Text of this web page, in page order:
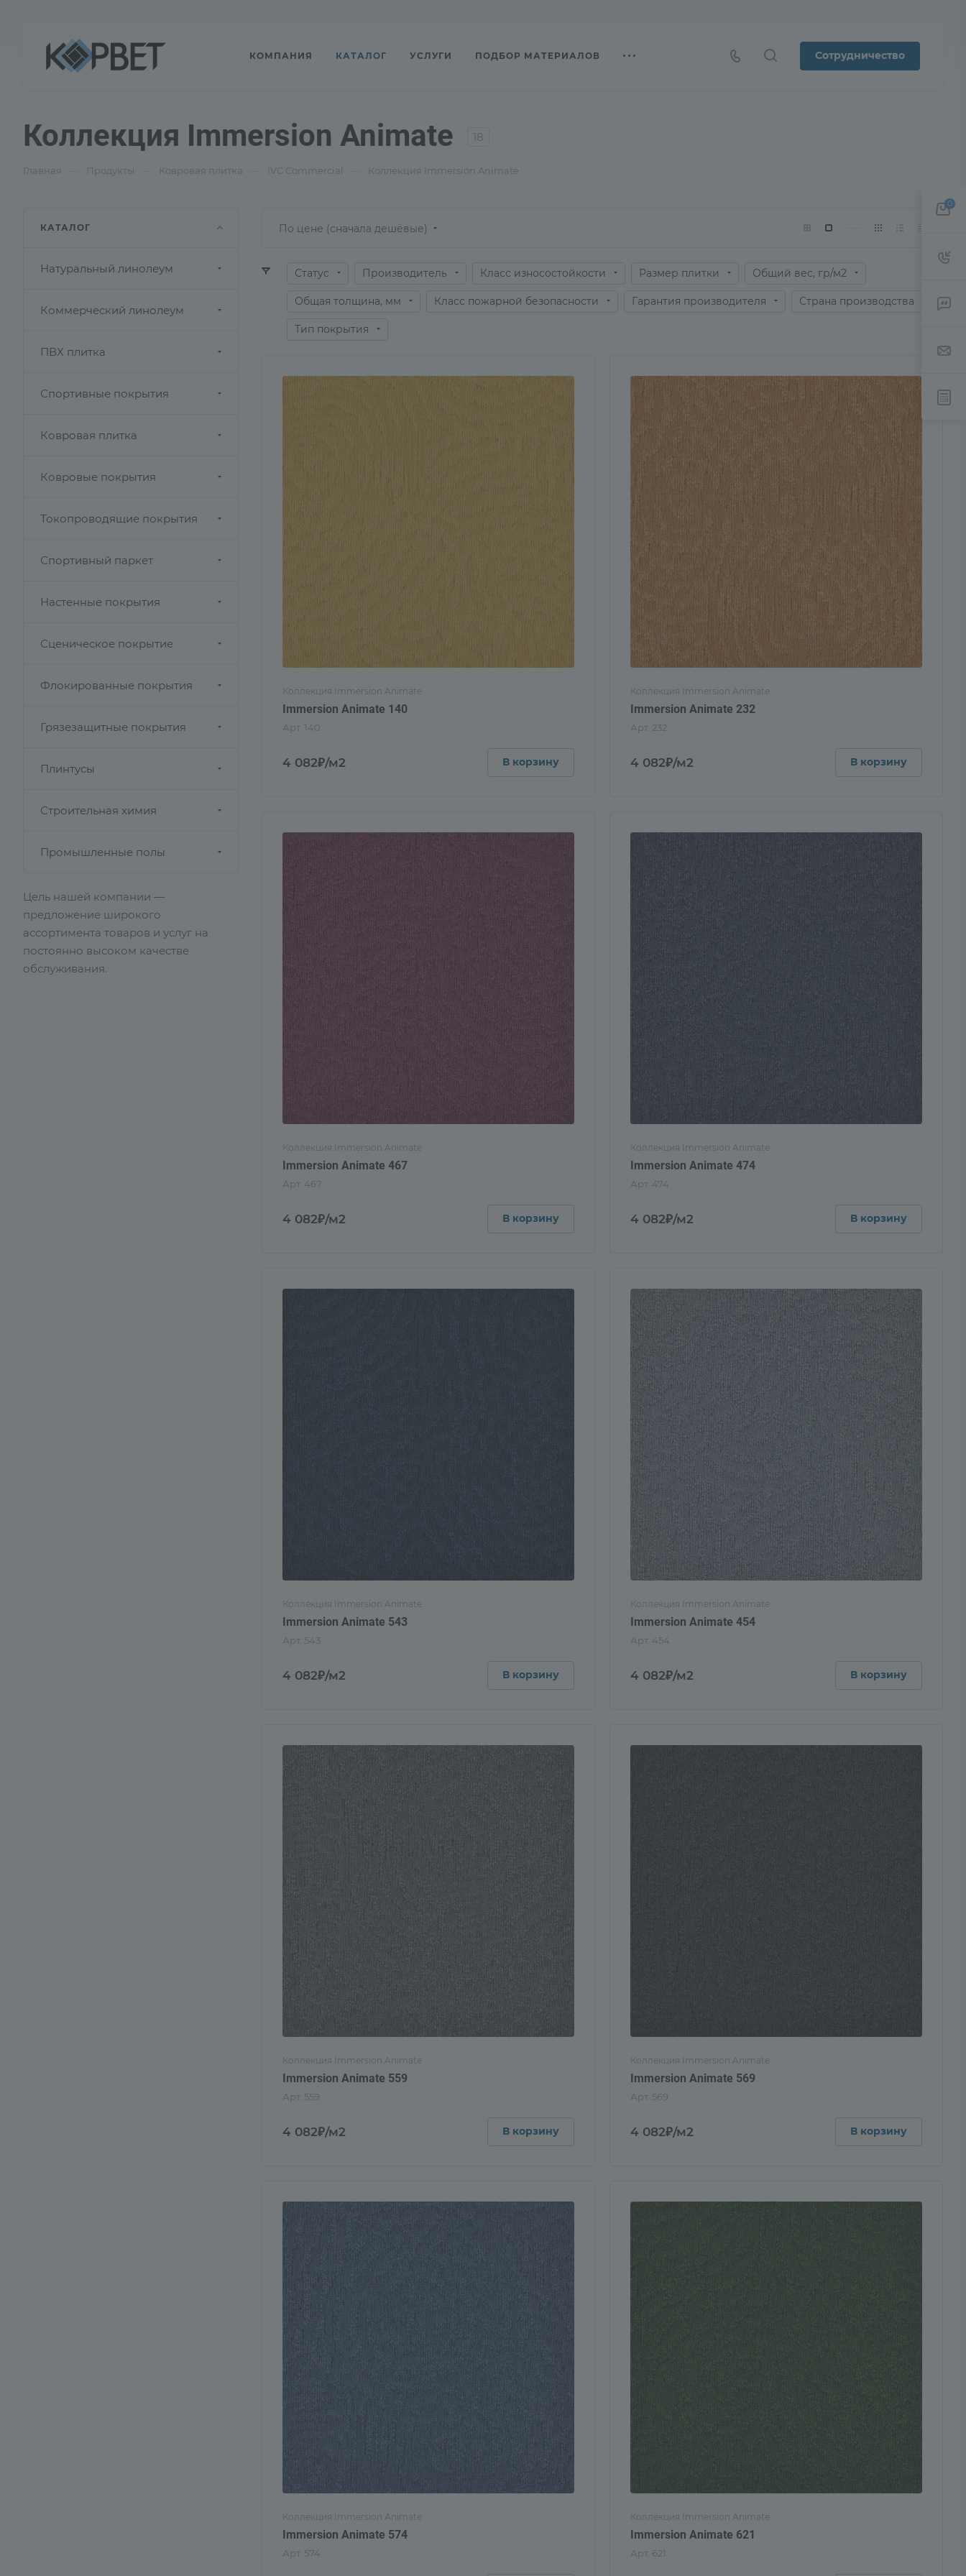
КОМПАНИЯ КАТАЛОГ УСЛУГИ ПОДБОР МАТЕРИАЛОВ Сотрудничество
Коллекция Immersion Animate 18
Главная Продукты Ковровая плитка IVC Commercial Коллекция Immersion Animate
По цене (сначала дешёвые)
Статус Производитель Класс износостойкости Размер плитки Общий вес, гр/м2
Общая толщина, мм Класс пожарной безопасности Гарантия производителя Страна производства
Тип покрытия
Коллекция Immersion Animate
Immersion Animate 140
Арт. 140
4 082₽/м2 В корзину
Коллекция Immersion Animate
Immersion Animate 232
Арт. 232
4 082₽/м2 В корзину
Коллекция Immersion Animate
Immersion Animate 467
Арт. 467
4 082₽/м2 В корзину
Коллекция Immersion Animate
Immersion Animate 474
Арт. 474
4 082₽/м2 В корзину
Коллекция Immersion Animate
Immersion Animate 543
Арт. 543
4 082₽/м2 В корзину
Коллекция Immersion Animate
Immersion Animate 454
Арт. 454
4 082₽/м2 В корзину
Коллекция Immersion Animate
Immersion Animate 559
Арт. 559
4 082₽/м2 В корзину
Коллекция Immersion Animate
Immersion Animate 569
Арт. 569
4 082₽/м2 В корзину
Коллекция Immersion Animate
Immersion Animate 574
Арт. 574
Коллекция Immersion Animate
Immersion Animate 621
Арт. 621
КАТАЛОГ
Натуральный линолеум
Коммерческий линолеум
ПВХ плитка
Спортивные покрытия
Ковровая плитка
Ковровые покрытия
Токопроводящие покрытия
Спортивный паркет
Настенные покрытия
Сценическое покрытие
Флокированные покрытия
Грязезащитные покрытия
Плинтусы
Строительная химия
Промышленные полы
Цель нашей компании —
предложение широкого
ассортимента товаров и услуг на
постоянно высоком качестве
обслуживания.
0